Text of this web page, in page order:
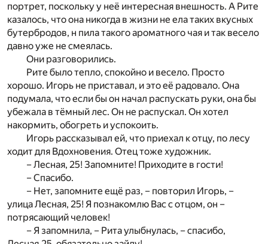
портрет, поскольку у неё интересная внешность. А Рите
казалось, что она никогда в жизни не ела таких вкусных
бутербродов, н пила такого ароматного чая и так весело
давно уже не смеялась.
Они разговорились.
Рите было тепло, спокойно и весело. Просто
хорошо. Игорь не приставал, и это её радовало. Она
подумала, что если бы он начал распускать руки, она бы
убежала в тёмный лес. Он не распускал. Он хотел
накормить, обогреть и успокоить.
Игорь рассказывал ей, что приехал к отцу, по лесу
ходит для Вдохновения. Отец тоже художник.
– Лесная, 25! Запомните! Приходите в гости!
– Спасибо.
– Нет, запомните ещё раз, – повторил Игорь, –
улица Лесная, 25! Я познакомлю Вас с отцом, он –
потрясающий человек!
– Я запомнила, – Рита улыбнулась, – спасибо,